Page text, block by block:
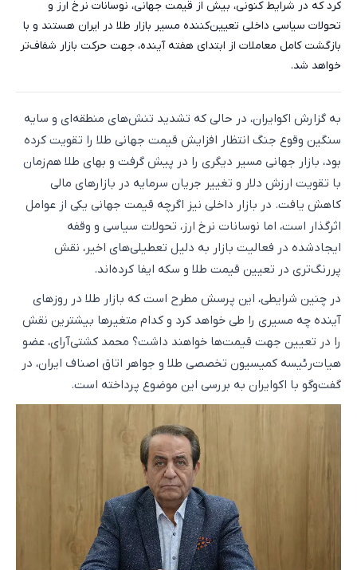
کرد که در شرایط کنونی، بیش از قیمت جهانی، نوسانات نرخ ارز و
تحولات سیاسی داخلی تعیین‌کننده مسیر بازار طلا در ایران هستند و با
بازگشت کامل معاملات از ابتدای هفته آینده، جهت حرکت بازار شفاف‌تر
خواهد شد.
به گزارش اکوایران، در حالی که تشدید تنش‌های منطقه‌ای و سایه
سنگین وقوع جنگ انتظار افزایش قیمت جهانی طلا را تقویت کرده
بود، بازار جهانی مسیر دیگری را در پیش گرفت و بهای طلا هم‌زمان
با تقویت ارزش دلار و تغییر جریان سرمایه در بازارهای مالی
کاهش یافت. در بازار داخلی نیز اگرچه قیمت جهانی یکی از عوامل
اثرگذار است، اما نوسانات نرخ ارز، تحولات سیاسی و وقفه
ایجادشده در فعالیت بازار به دلیل تعطیلی‌های اخیر، نقش
پررنگ‌تری در تعیین قیمت طلا و سکه ایفا کرده‌اند.
در چنین شرایطی، این پرسش مطرح است که بازار طلا در روزهای
آینده چه مسیری را طی خواهد کرد و کدام متغیرها بیشترین نقش
را در تعیین جهت قیمت‌ها خواهند داشت؟ محمد کشتی‌آرای، عضو
هیات‌رئیسه کمیسیون تخصصی طلا و جواهر اتاق اصناف ایران، در
گفت‌وگو با اکوایران به بررسی این موضوع پرداخته است.